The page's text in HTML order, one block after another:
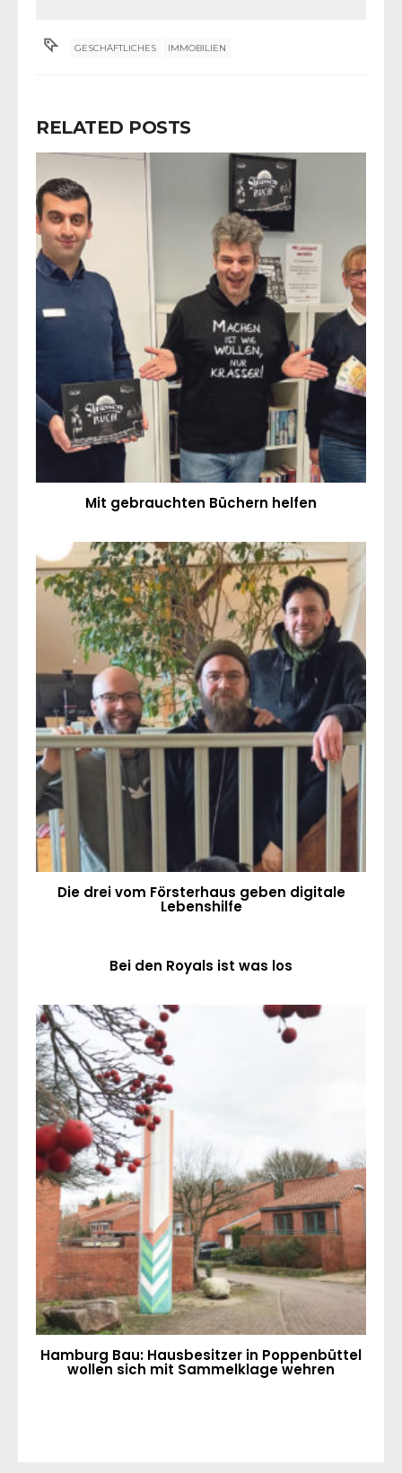
GESCHÄFTLICHES IMMOBILIEN
RELATED POSTS
Mit gebrauchten Büchern helfen
Die drei vom Försterhaus geben digitale
Lebenshilfe
Bei den Royals ist was los
Hamburg Bau: Hausbesitzer in Poppenbüttel
wollen sich mit Sammelklage wehren